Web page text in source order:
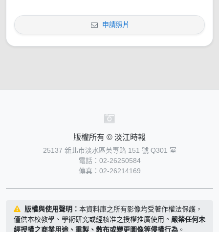
申請照片
版權所有 © 淡江時報
25137 新北市淡水區英專路 151 號 Q301 室
電話：02-26250584
傳真：02-26214169
版權與使用聲明： 本資料庫之所有影像均受著作權法保護，
僅供本校教學、學術研究或經核准之授權推廣使用。 嚴禁任何未
經授權之商業用途、重製、散布或變更圖像等侵權行為 。